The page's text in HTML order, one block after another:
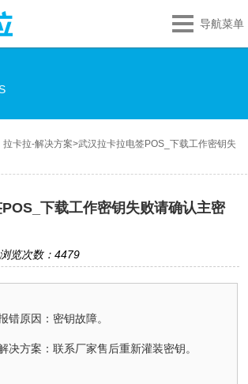
导航菜单
拉卡拉-解决方案>武汉拉卡拉电签POS_下载工作密钥失
下载工作密钥失败请确认主密
浏览次数：4479
错原因：密钥故障。
决方案：联系厂家售后重新灌装密钥。